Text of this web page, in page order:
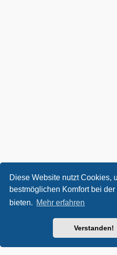
Diese Website nutzt Cookies,
bestmöglichen Komfort bei
bieten. Mehr erfahren
Verstanden!